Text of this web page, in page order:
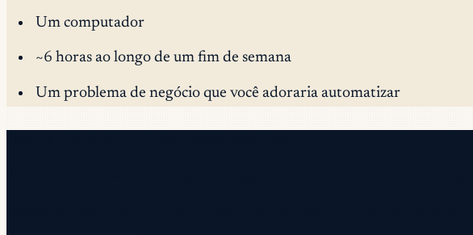
Um computador
~6 horas ao longo de um fim de semana
Um problema de negócio que você adoraria automatizar